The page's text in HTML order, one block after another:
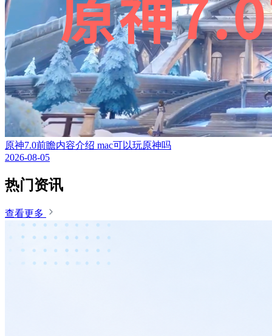
原神7.0前瞻内容介绍 mac可以玩原神吗
2026-08-05
热门资讯
查看更多